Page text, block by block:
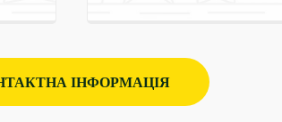
ІНФОРМАЦІЯ